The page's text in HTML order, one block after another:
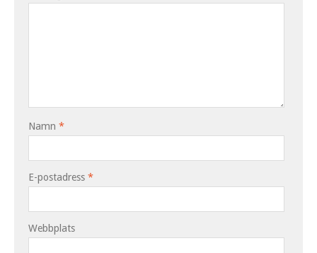
Namn *
E-postadress *
Webbplats